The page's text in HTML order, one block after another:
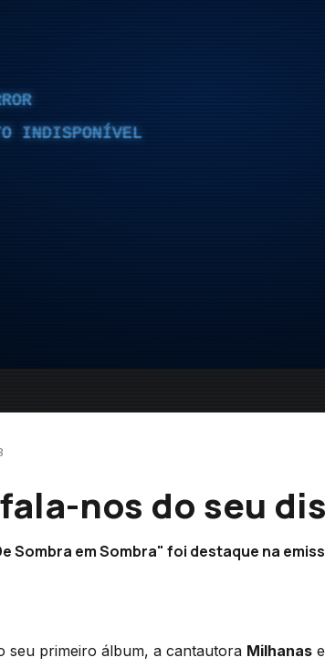
INDISPONÍVEL
nos do seu
Sombra em Sombra" foi destaque na
seu primeiro álbum, a cantautora Milhanas